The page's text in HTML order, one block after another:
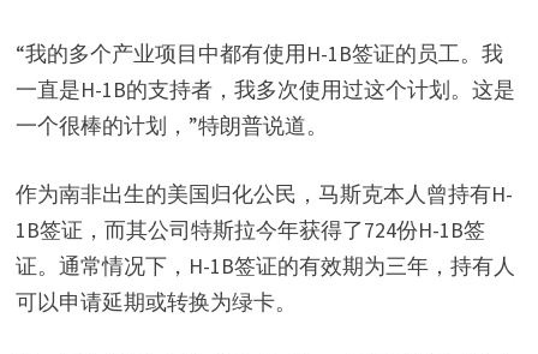
“我的多个产业项目中都有使用H-1B签证的员工。我
一直是H-1B的支持者，我多次使用过这个计划。这是
一个很棒的计划，”特朗普说道。
作为南非出生的美国归化公民，马斯克本人曾持有H-
1B签证，而其公司特斯拉今年获得了724份H-1B签
证。通常情况下，H-1B签证的有效期为三年，持有人
可以申请延期或转换为绿卡。